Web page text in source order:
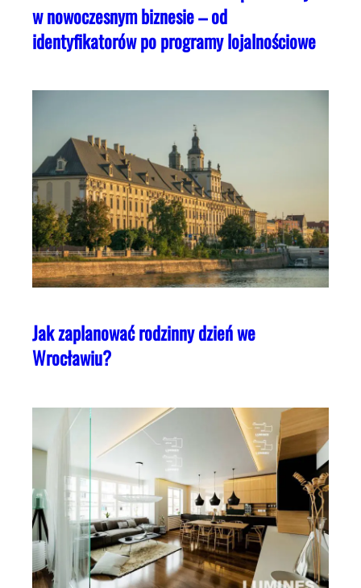
w nowoczesnym biznesie – od
identyfikatorów po programy lojalnościowe
Jak zaplanować rodzinny dzień we
Wrocławiu?